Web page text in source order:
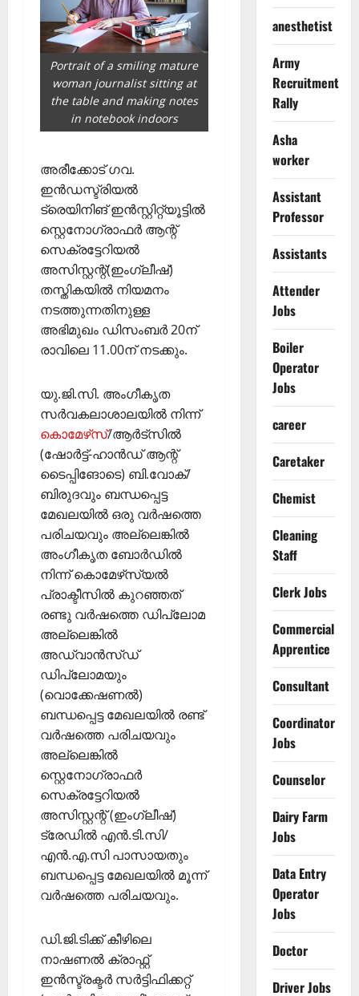
Portrait of a smiling mature
woman journalist sitting at
the table and making notes
in notebook indoors
അരീക്കോട് ഗവ.
ഇന്‍ഡസ്ട്രിയല്‍
ട്രെയിനിങ് ഇന്‍സ്റ്റിറ്റ്യൂട്ടില്‍
സ്റ്റെനോഗ്രാഫര്‍ ആന്റ്
സെക്രട്ടേറിയല്‍
അസിസ്റ്റന്റ്(ഇംഗ്ലീഷ്)
തസ്തികയില്‍ നിയമനം
നടത്തുന്നതിനുള്ള
അഭിമുഖം ഡിസംബര്‍ 20ന്
രാവിലെ 11.00ന് നടക്കും.
യു.ജി.സി. അംഗീകൃത
സര്‍വകലാശാലയില്‍ നിന്ന്
കൊമേഴ്‌സ്/ആര്‍ട്‌സില്‍
(ഷോര്‍ട്ട്-ഹാന്‍ഡ് ആന്റ്
ടൈപ്പിങോടെ) ബി.വോക്/
ബിരുദവും ബന്ധപ്പെട്ട
മേഖലയില്‍ ഒരു വര്‍ഷത്തെ
പരിചയവും അല്ലെങ്കില്‍
അംഗീകൃത ബോര്‍ഡില്‍
നിന്ന് കൊമേഴ്‌സ്യല്‍
പ്രാക്ടീസില്‍ കുറഞ്ഞത്
രണ്ടു വര്‍ഷത്തെ ഡിപ്ലോമ
അല്ലെങ്കില്‍
അഡ്വാന്‍സ്ഡ്
ഡിപ്ലോമയും
(വൊക്കേഷണല്‍)
ബന്ധപ്പെട്ട മേഖലയില്‍ രണ്ട്
വര്‍ഷത്തെ പരിചയവും
അല്ലെങ്കില്‍
സ്റ്റെനോഗ്രാഫര്‍
സെക്രട്ടേറിയല്‍
അസിസ്റ്റന്റ് (ഇംഗ്ലീഷ്)
ട്രേഡില്‍ എന്‍.ടി.സി/
എന്‍.എ.സി പാസായതും
ബന്ധപ്പെട്ട മേഖലയില്‍ മൂന്ന്
വര്‍ഷത്തെ പരിചയവും.
ഡി.ജി.ടിക്ക് കീഴിലെ
നാഷണല്‍ ക്രാഫ്റ്റ്
ഇന്‍സ്ട്രക്ടര്‍ സര്‍ട്ടിഫിക്കറ്റ്
anesthetist
Army
Recruitment
Rally
Asha
worker
Assistant
Professor
Assistants
Attender
Jobs
Boiler
Operator
Jobs
career
Caretaker
Chemist
Cleaning
Staff
Clerk Jobs
Commercial
Apprentice
Consultant
Coordinator
Jobs
Counselor
Dairy Farm
Jobs
Data Entry
Operator
Jobs
Doctor
Driver Jobs